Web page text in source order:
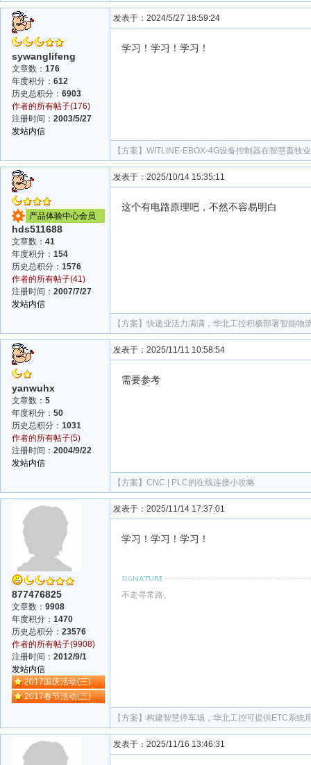
sywanglifeng
文章数： 176
年度积分： 612
历史总积分： 6903
作者的所有帖子(176)
注册时间： 2003/5/27
发站内信
发表于：2024/5/27 18:59:24
学习！学习！学习！
【方案】 WITLINE-EBOX-4G设备控制器在智慧畜牧
产品体验中心会员
hds511688
文章数： 41
年度积分： 154
历史总积分： 1576
作者的所有帖子(41)
注册时间： 2007/7/27
发站内信
发表于：2025/10/14 15:35:11
这个有电路原理吧，不然不容易明白
【方案】 快递业活力满满，华北工控积极部署智能物
yanwuhx
文章数： 5
年度积分： 50
历史总积分： 1031
作者的所有帖子(5)
注册时间： 2004/9/22
发站内信
发表于：2025/11/11 10:58:54
需要参考
【方案】 CNC | PLC的在线连接小攻略
877476825
文章数： 9908
年度积分： 1470
历史总积分： 23576
作者的所有帖子(9908)
注册时间： 2012/9/1
发站内信
2017国庆活动(三)
2017春节活动(三)
发表于：2025/11/14 17:37:01
学习！学习！学习！
不走寻常路。
【方案】 构建智慧停车场，华北工控可提供ETC系统
发表于：2025/11/16 13:46:31